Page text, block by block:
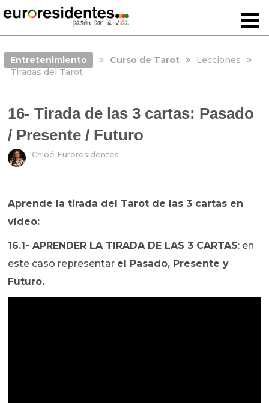
Entretenimiento Curso de Tarot
Lecciones
Tiradas del Tarot
16- Tirada de las 3 cartas: Pasado
/ Presente / Futuro
Chloé Euroresidentes
Aprende la tirada del Tarot de las 3 cartas en
vídeo:
16.1- APRENDER LA TIRADA DE LAS 3 CARTAS: en
este caso representar el Pasado, Presente y
Futuro.